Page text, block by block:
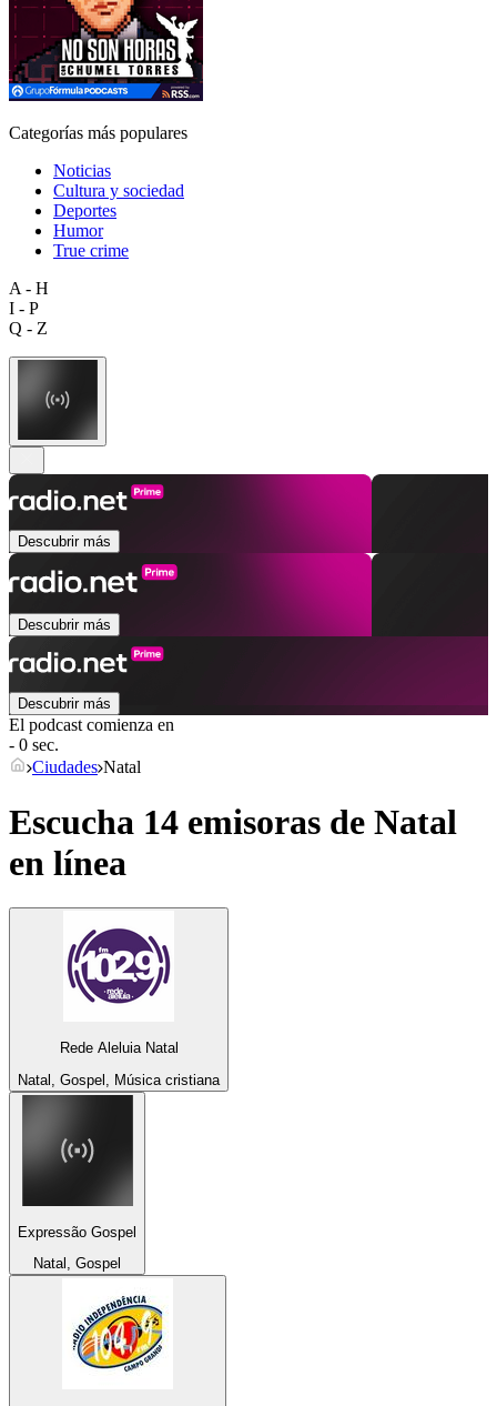
Categorías más populares
Noticias
Cultura y sociedad
Deportes
Humor
True crime
A - H
I - P
Q - Z
Descubrir más
Descubrir más
Descubrir más
El podcast comienza en
- 0 sec.
Ciudades Natal
Escucha 14 emisoras de Natal
en línea
Rede Aleluia Natal
Natal, Gospel, Música cristiana
Expressão Gospel
Natal, Gospel